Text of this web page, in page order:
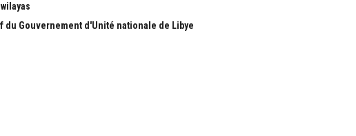
du Gouvernement d'Unité nationale de Libye